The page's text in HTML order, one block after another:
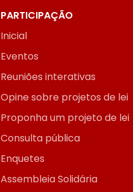
PARTICIPAÇÃO
Inicial
Eventos
Reuniões interativas
Opine sobre projetos de lei
Proponha um projeto de lei
Consulta pública
Enquetes
Assembleia Solidária